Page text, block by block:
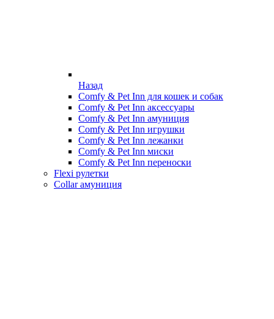
Назад
Comfy & Pet Inn для кошек и собак
Comfy & Pet Inn аксессуары
Comfy & Pet Inn амуниция
Comfy & Pet Inn игрушки
Comfy & Pet Inn лежанки
Comfy & Pet Inn миски
Comfy & Pet Inn переноски
Flexi рулетки
Collar амуниция